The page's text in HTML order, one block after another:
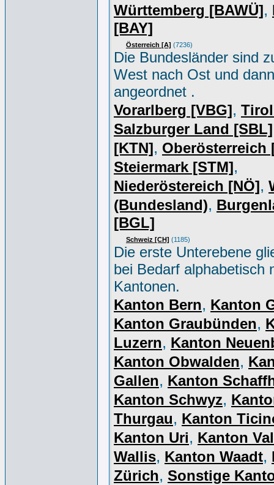
Württemberg [BAWÜ],
[BAY]
Österreich [A] (7236)
Die Bundesländer sind
West nach Ost und
angeordnet .
Vorarlberg [VBG],
Salzburger Land [SBL]
[KTN], Oberösterreich
Steiermark [STM],
Niederöstereich [NÖ],
(Bundesland),
[BGL]
Schweiz [CH] (1185)
Die erste Unterebene
bei Bedarf alphabetisch
Kantonen.
Kanton Bern, Kanton
Kanton Graubünden,
Luzern, Kanton
Kanton Obwalden,
Gallen, Kanton
Kanton Schwyz,
Thurgau, Kanton
Kanton Uri, Kanton
Wallis, Kanton Waadt,
Zürich, Sonstige